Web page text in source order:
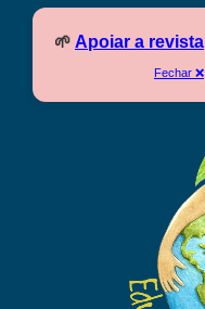
🌱 Apoiar a revista
Fechar ❌